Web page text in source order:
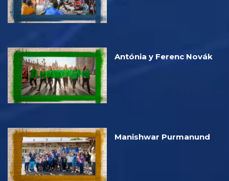
Antónia y Ferenc Novák
Manishwar Purmanund